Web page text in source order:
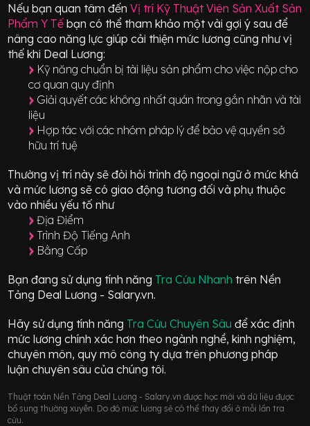
Nếu bạn quan tâm đến Vị trí Kỹ Thuật Viên Sản Xuất Sản
Phẩm Y Tế bạn có thể tham khảo một vài gợi ý sau để
nâng cao năng lực giúp cải thiện mức lương cũng như vị
thế khi Deal Lương:
Kỹ năng chuẩn bị tài liệu sản phẩm cho việc nộp cho
cơ quan quy định
Giải quyết các không nhất quán trong gắn nhãn và tài
liệu
Hợp tác với các nhóm pháp lý để bảo vệ quyền sở
hữu trí tuệ
Thường vị trí này sẽ đòi hỏi trình độ ngoại ngữ ở mứckhá
và mức lương sẽ có giao động tương đối và phụ thuộc
vào nhiều yếu tố như
Địa Điểm
Trình Độ Tiếng Anh
Bằng Cấp
Bạn đang sử dụng tính năng Tra Cứu Nhanh trên Nền
Tảng Deal Lương - Salary.vn.
Hãy sử dụng tính năng Tra Cứu Chuyên Sâuđể xác định
mức lương chính xác hơn theo ngành nghề, kinh nghiệm,
chuyên môn, quy mô công ty dựa trên phương pháp
luận chuyên sâu của chúng tôi.
Thuật toán Nền Tảng Deal Lương - Salary.vn được học mới và dữ liệu được
bổ sung thường xuyên. Do đó mức lương sẽ có thể thay đổi ở mỗi lần tra
cứu.